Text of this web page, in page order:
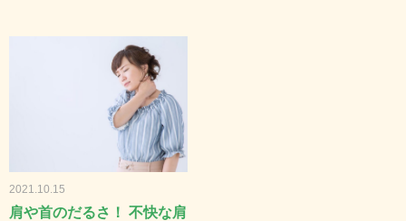
2021.10.15
肩や首のだるさ！ 不快な肩